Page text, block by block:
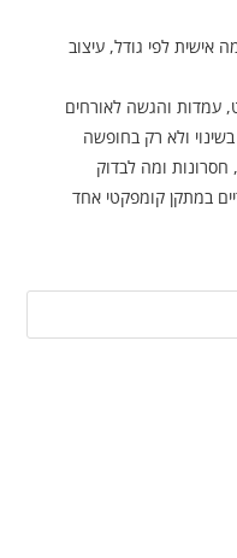
אישית לפי גודל, עיצוב
עמדות והגשה לאורחים
ולא רק בחופשה
חסרונות ומה לבדוק
במתקן קומפקטי אחד